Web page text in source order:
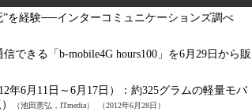
を経験──インターコミュニケーションズ調べ
できる「b-mobile4G hours100」を6月29日から販
年6月11日～6月17日）： 約325グラムの軽量モバ
（池田憲弘，ITmedia） （2012年6月28日）